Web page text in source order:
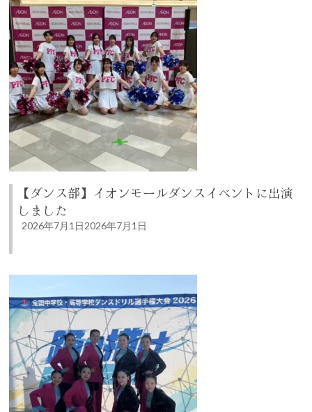
【ダンス部】イオンモールダンスイベントに出演
しました
2026年7月1日2026年7月1日